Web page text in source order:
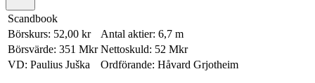
Scandbook
Börskurs: 52,00 kr
Antal aktier: 6,7 m
Börsvärde: 351 Mkr Nettoskuld: 52 Mkr
VD: Paulius Juška
Ordförande: Håvard Grjotheim